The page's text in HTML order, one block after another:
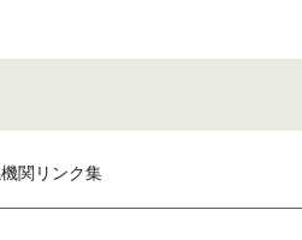
関リンク集